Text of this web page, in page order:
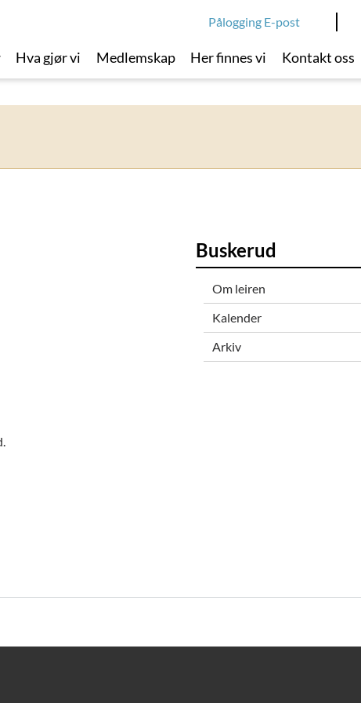
Pålogging E-post
Hva gjør vi Medlemskap Her finnes vi Kontakt oss
Buskerud
Om leiren
Kalender
Arkiv